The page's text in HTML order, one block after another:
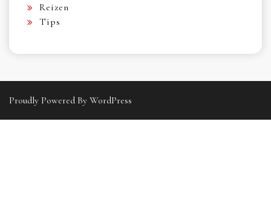
Reizen
Tips
Proudly Powered By WordPress